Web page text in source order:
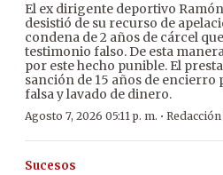
El ex dirigente deportivo
desistió de su recurso de
condena de 2 años de cárcel
testimonio falso. De esta
por este hecho punible. El
sanción de 15 años de encierro
falsa y lavado de dinero.
Agosto 7, 2026 05:11 p. m. · Redacción
Sucesos